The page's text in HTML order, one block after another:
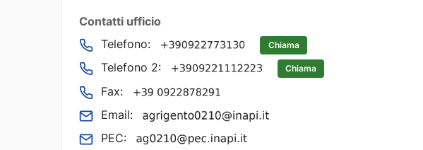
Contatti ufficio
Telefono:
Chiama
Telefono 2: Chiama
Fax:
Email:
PEC: